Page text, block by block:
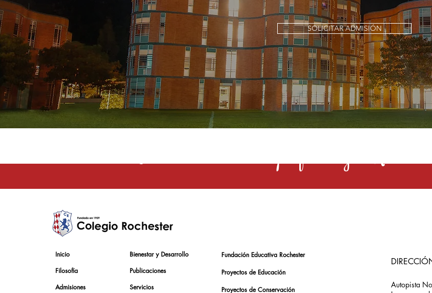
SOLICITAR ADMISIÓN
La educación es una profesión y el
Inicio
Filosofía
Admisiones
Bienestar y Desarrollo
Publicaciones
Servicios
Fundación Educativa Rochester
Proyectos de Educación
Proyectos de Conservación
Autopista